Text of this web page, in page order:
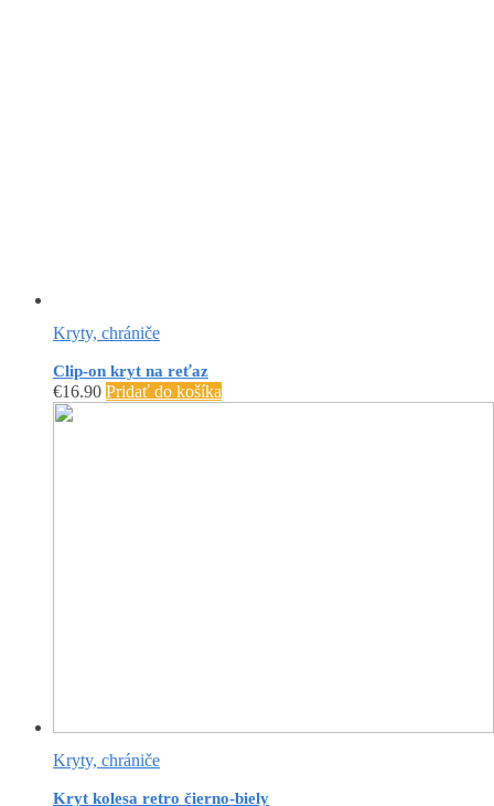
Kryty, chrániče
Clip-on kryt na reťaz
€16.90 Pridať do košíka
Kryty, chrániče
Kryt kolesa retro čierno-biely